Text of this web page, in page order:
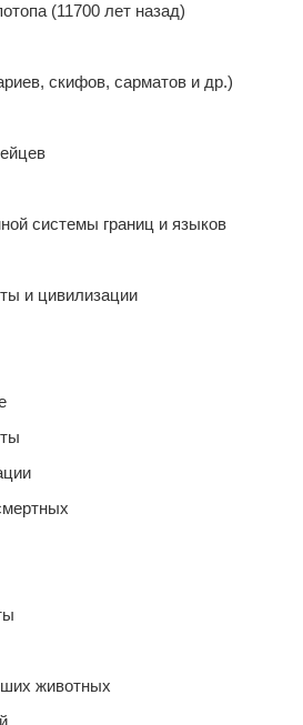
(11700 лет назад)
скифов, сарматов и др.)
системы границ и языков
и цивилизации
животных